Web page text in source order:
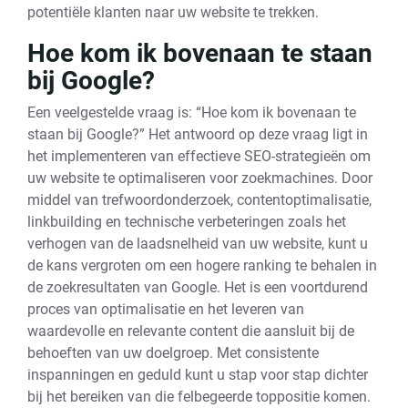
potentiële klanten naar uw website te trekken.
Hoe kom ik bovenaan te staan
bij Google?
Een veelgestelde vraag is: “Hoe kom ik bovenaan te
staan bij Google?” Het antwoord op deze vraag ligt in
het implementeren van effectieve SEO-strategieën om
uw website te optimaliseren voor zoekmachines. Door
middel van trefwoordonderzoek, contentoptimalisatie,
linkbuilding en technische verbeteringen zoals het
verhogen van de laadsnelheid van uw website, kunt u
de kans vergroten om een hogere ranking te behalen in
de zoekresultaten van Google. Het is een voortdurend
proces van optimalisatie en het leveren van
waardevolle en relevante content die aansluit bij de
behoeften van uw doelgroep. Met consistente
inspanningen en geduld kunt u stap voor stap dichter
bij het bereiken van die felbegeerde toppositie komen.